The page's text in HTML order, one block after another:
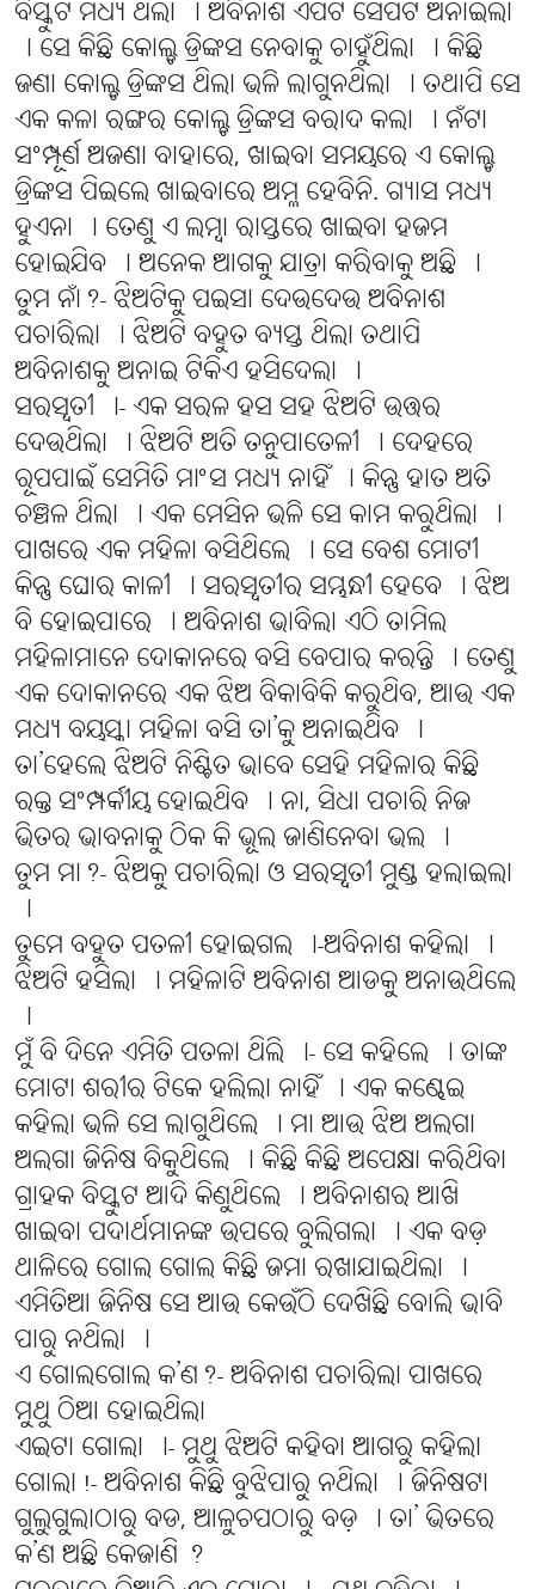
ବିସ୍କୁଟ ମଧ୍ୟ ଥିଲା । ଅବିନାଶ ଏପଟ ସେପଟ ଅନାଇଲା
। ସେ କିଛି କୋଲ୍ଡ ଡ୍ରିଙ୍କସ ନେବାକୁ ଚାହୁଁଥିଲା । କିଛି
ଜଣା କୋଲ୍ଡ ଡ୍ରିଙ୍କସ ଥିଲା ଭଳି ଲାଗୁନଥିଲା । ତଥାପି ସେ
ଏକ କଳା ରଙ୍ଗର କୋଲ୍ଡ ଡ୍ରିଙ୍କସ ବରାଦ କଲା । ନଁଟା
ସଂମ୍ପୂର୍ଣ ଅଜଣା ବାହାରେ, ଖାଇବା ସମୟରେ ଏ କୋଲ୍ଡ
ଡ୍ରିଙ୍କସ ପିଇଲେ ଖାଇବାରେ ଅମ୍ଳ ହେବିନି. ଗ୍ୟାସ ମଧ୍ୟ
ହୁଏନା । ତେଣୁ ଏ ଲମ୍ବା ରାସ୍ତରେ ଖାଇବା ହଜମ
ହୋଇଯିବ । ଅନେକ ଆଗକୁ ଯାତ୍ରା କରିବାକୁ ଅଛି ।
ତୁମ ନାଁ?- ଝିଅଟିକୁ ପଇସା ଦେଉଦେଉ ଅବିନାଶ
ପଚାରିଲା । ଝିଅଟି ବହୁତ ବ୍ୟସ୍ତ ଥିଲା ତଥାପି
ଅବିନାଶକୁ ଅନାଇ ଟିକିଏ ହସିଦେଲା ।
ସରସ୍ୱତୀ ।- ଏକ ସରଳ ହସ ସହ ଝିଅଟି ଉତ୍ତର
ଦେଉଥିଲା । ଝିଅଟି ଅତି ତନୁପାତେଳୀ । ଦେହରେ
ରୂପପାଇଁ ସେମିତି ମାଂସ ମଧ୍ୟ ନାହିଁ । କିନ୍ତୁ ହାତ ଅତି
ଚଞ୍ଚଳ ଥିଲା । ଏକ ମେସିନ ଭଳି ସେ କାମ କରୁଥିଲା ।
ପାଖରେ ଏକ ମହିଳା ବସିଥିଲେ । ସେ ବେଶ ମୋଟୀ
କିନ୍ତୁ ଘୋର କାଳୀ । ସରସ୍ୱତୀର ସମ୍ଭନ୍ଧୀ ହେବେ । ଝିଅ
ବି ହୋଇପାରେ । ଅବିନାଶ ଭାବିଲା ଏଠି ତାମିଲ
ମହିଳାମାନେ ଦୋକାନରେ ବସି ବେପାର କରନ୍ତି । ତେଣୁ
ଏକ ଦୋକାନରେ ଏକ ଝିଅ ବିକାବିକି କରୁଥିବ, ଆଉ ଏକ
ମଧ୍ୟ ବୟସ୍କା ମହିଳା ବସି ତା’କୁ ଅନାଇଥିବ ।
ତା’ହେଲେ ଝିଅଟି ନିଶ୍ଚିତ ଭାବେ ସେହି ମହିଳାର କିଛି
ରକ୍ତ ସଂମ୍ପର୍କୀୟ ହୋଇଥିବ । ନା, ସିଧା ପଚାରି ନିଜ
ଭିତର ଭାବନାକୁ ଠିକ କି ଭୂଲ ଜାଣିନେବା ଭଲ ।
ତୁମ ମା?- ଝିଅକୁ ପଚାରିଲା ଓ ସରସ୍ୱତୀ ମୁଣ୍ଡ ହଲାଇଲା
।
ତୁମେ ବହୁତ ପତଳୀ ହୋଇଗଲ ।-ଅବିନାଶ କହିଲା ।
ଝିଅଟି ହସିଲା । ମହିଳାଟି ଅବିନାଶ ଆଡକୁ ଅନାଉଥିଲେ
।
ମୁଁ ବି ଦିନେ ଏମିତି ପତଳା ଥିଲି ।- ସେ କହିଲେ । ତାଙ୍କ
ମୋଟା ଶରୀର ଟିକେ ହଲିଲା ନାହିଁ । ଏକ କଣ୍ଢେଇ
କହିଲା ଭଳି ସେ ଲାଗୁଥିଲେ । ମା ଆଉ ଝିଅ ଅଲଗା
ଅଲଗା ଜିନିଷ ବିକୁଥିଲେ । କିଛି କିଛି ଅପେକ୍ଷା କରିଥିବା
ଗ୍ରାହକ ବିସ୍କୁଟ ଆଦି କିଣୁଥିଲେ । ଅବିନାଶର ଆଖି
ଖାଇବା ପଦାର୍ଥମାନଙ୍କ ଉପରେ ବୁଲିଗଲା । ଏକ ବଡ଼
ଥାଳିରେ ଗୋଲ ଗୋଲ କିଛି ଜମା ରଖାଯାଇଥିଲା ।
ଏମିତିଆ ଜିନିଷ ସେ ଆଉ କେଉଁଠି ଦେଖିଛି ବୋଲି ଭାବି
ପାରୁ ନଥିଲା ।
ଏ ଗୋଲଗୋଲ କ’ଣ?- ଅବିନାଶ ପଚାରିଲା ପାଖରେ
ମୁଥୁ ଠିଆ ହୋଇଥିଲା
ଏଇଟା ଗୋଲା ।- ମୁଥୁ ଝିଅଟି କହିବା ଆଗରୁ କହିଲା
ଗୋଲା!- ଅବିନାଶ କିଛି ବୁଝିପାରୁ ନଥିଲା । ଜିନିଷଟା
ଗୁଲୁଗୁଲାଠାରୁ ବଡ, ଆଳୁଚପଠାରୁ ବଡ଼ । ତା’ ଭିତରେ
କ’ଣ ଅଛି କେଜାଣି ?